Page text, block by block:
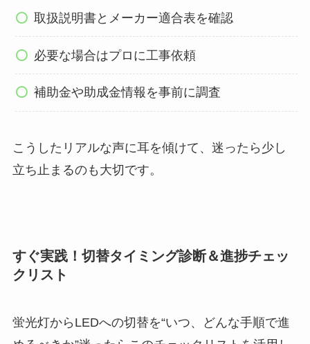
取扱説明書とメーカー適合表を確認
必要な場合はプロに工事依頼
補助金や助成金情報を事前に調査
こうしたリアルな声に耳を傾けて、迷ったら少し
立ち止まるのも大切です。
すぐ実践！切替タイミング診断＆進捗チェッ
クリスト
蛍光灯からLEDへの切替を“いつ、どんな手順で進